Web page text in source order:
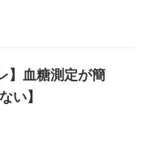
】血糖測定が簡
い】